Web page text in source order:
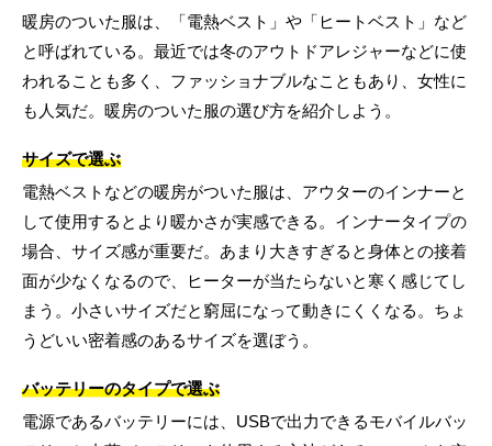
暖房のついた服は、「電熱ベスト」や「ヒートベスト」など
と呼ばれている。最近では冬のアウトドアレジャーなどに使
われることも多く、ファッショナブルなこともあり、女性に
も人気だ。暖房のついた服の選び方を紹介しよう。
サイズで選ぶ
電熱ベストなどの暖房がついた服は、アウターのインナーと
して使用するとより暖かさが実感できる。インナータイプの
場合、サイズ感が重要だ。あまり大きすぎると身体との接着
面が少なくなるので、ヒーターが当たらないと寒く感じてし
まう。小さいサイズだと窮屈になって動きにくくなる。ちょ
うどいい密着感のあるサイズを選ぼう。
バッテリーのタイプで選ぶ
電源であるバッテリーには、USBで出力できるモバイルバッ